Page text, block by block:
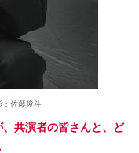
：佐藤俊斗
共演者の皆さんと、ど